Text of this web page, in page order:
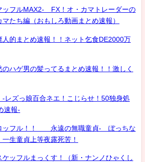
ッフルMAX2- FX！オ・カマトレーダーの
たち編（おもしろ動画まとめ速報）
人的まとめ速報！！ネット乞食DE2000万
ハゲ男の髪ってるまとめ速報！！激しく
-レズっ娘百合ネエ！こじらせ！50独身処
速報-
ッフル！！ 永遠の無職童貞- ぼっちな
生童貞上等夜露死苦！
ッフルまっくす！（新・ナンノひゃくし